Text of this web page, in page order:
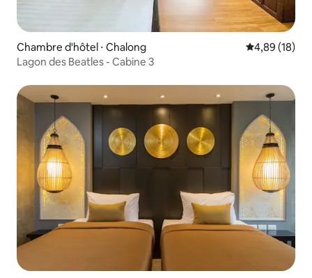
Chambre d'hôtel ⋅ Chalong Évaluation
4,89 (18)
Lagon des Beatles - Cabine 3